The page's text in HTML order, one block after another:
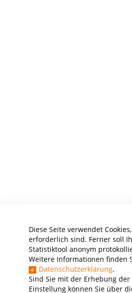
Diese Seite verwendet
erforderlich sind. Ferner soll
Statistiktool anonym
Weitere Informationen finden
Datenschutzerklärung.
Sind Sie mit der Erhebung
Einstellung können Sie über